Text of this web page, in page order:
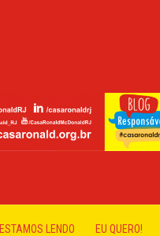
ESTAMOS LENDO EU QUERO!